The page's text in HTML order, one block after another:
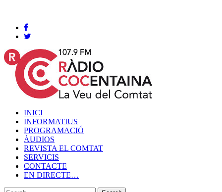
INICI
INFORMATIUS
PROGRAMACIÓ
ÀUDIOS
REVISTA EL COMTAT
SERVICIS
CONTACTE
EN DIRECTE…